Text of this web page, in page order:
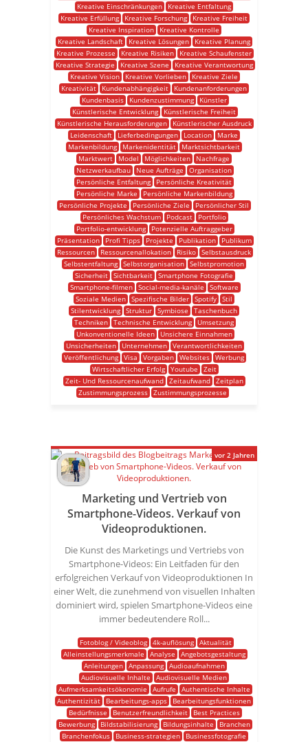
Kreative Einschränkungen
Kreative Entfaltung
Kreative Erfüllung
Kreative Forschung
Kreative Freiheit
Kreative Inspiration
Kreative Kontrolle
Kreative Landschaft
Kreative Lösungen
Kreative Planung
Kreative Prozesse
Kreative Risiken
Kreative Schaufenster
Kreative Strategie
Kreative Szene
Kreative Verantwortung
Kreative Vision
Kreative Vorlieben
Kreative Ziele
Kreativität
Kundenabhängigkeit
Kundenanforderungen
Kundenbasis
Kundenzustimmung
Künstler
Künstlerische Entwicklung
Künstlerische Freiheit
Künstlerische Herausforderungen
Künstlerischer Ausdruck
Leidenschaft
Lieferbedingungen Location
Marke
Markenbildung
Markenidentität
Marktsichtbarkeit
Marktwert
Model Möglichkeiten
Nachfrage
Netzwerkaufbau
Neue Aufträge
Organisation
Persönliche Entfaltung
Persönliche Kreativität
Persönliche Marke
Persönliche Markenbildung
Persönliche Projekte
Persönliche Ziele
Persönlicher Stil
Persönliches Wachstum
Podcast
Portfolio
Portfolio-entwicklung
Potenzielle Auftraggeber
Präsentation
Profi Tipps Projekte Publikation
Publikum
Ressourcen
Ressourcenallokation Risiko Selbstausdruck
Selbstentfaltung Selbstorganisation Selbstpromotion
Sicherheit Sichtbarkeit Smartphone Fotografie
Smartphone-filmen
Social-media-kanäle
Software
Soziale Medien Spezifische Bilder Spotify Stil
Stilentwicklung Struktur Symbiose
Taschenbuch
Techniken Technische Entwicklung
Umsetzung
Unkonventionelle Ideen
Unsichere Einnahmen
Unsicherheiten
Unternehmen Verantwortlichkeiten
Veröffentlichung Visa Vorgaben Websites Werbung
Wirtschaftlicher Erfolg
Youtube
Zeit
Zeit- Und Ressourcenaufwand
Zeitaufwand
Zeitplan
Zustimmungsprozess
Zustimmungsprozesse
Marketing und Vertrieb von
Smartphone-Videos. Verkauf von
Videoproduktionen.
Die Kunst des Marketings und Vertriebs von
Smartphone-Videos: Ein Leitfaden für den
erfolgreichen Verkauf von Videoproduktionen In
einer Welt, die zunehmend von visuellen Inhalten
dominiert wird, spielen Smartphone-Videos eine
immer bedeutendere Roll...
Fotoblog / Videoblog 4k-auflösung Aktualität
Alleinstellungsmerkmale
Analyse
Angebotsgestaltung
Anleitungen
Anpassung
Audioaufnahmen
Audiovisuelle Inhalte
Audiovisuelle Medien
Aufmerksamkeitsökonomie
Aufrufe
Authentische Inhalte
Authentizität
Bearbeitungs-apps
Bearbeitungsfunktionen
Bedürfnisse
Benutzerfreundlichkeit
Best Practices
Bewerbung
Bildstabilisierung Bildungsinhalte
Branchen
Branchenfokus
Business-strategien Businessfotografie
vor 2 Jahren